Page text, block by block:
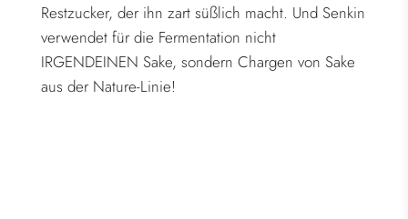
Restzucker, der ihn zart süßlich macht. Und Senkin
verwendet für die Fermentation nicht
IRGENDEINEN Sake, sondern Chargen von Sake
aus der Nature-Linie!